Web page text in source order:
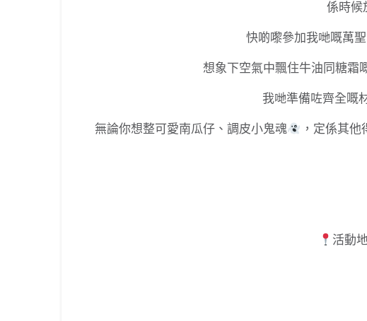
係時候
快啲嚟參加我哋嘅萬
想象下空氣中飄住牛油同糖霜
我哋準備咗齊全嘅
無論你想整可愛南瓜仔、調皮小鬼魂
，定係其
活動